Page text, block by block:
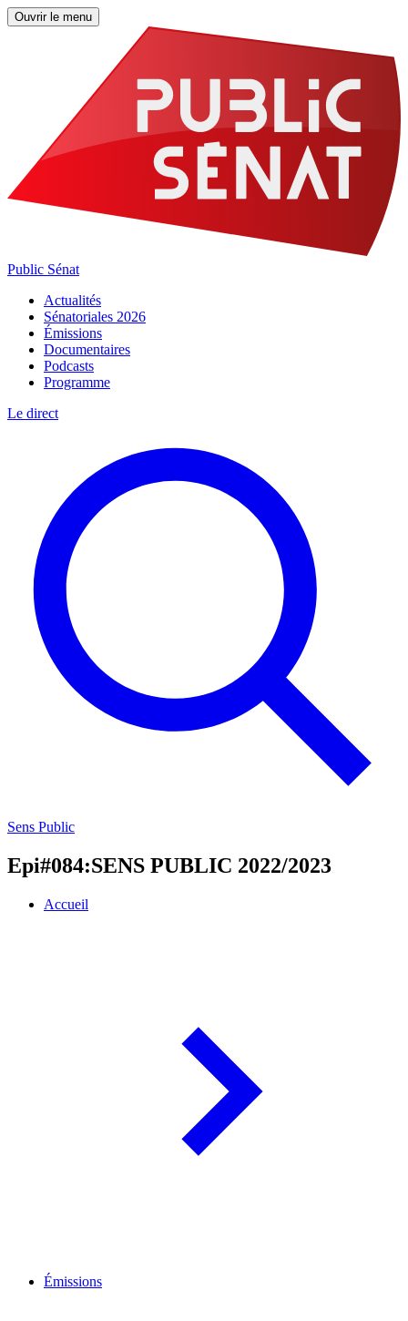
Ouvrir le menu
Public Sénat
Actualités
Sénatoriales 2026
Émissions
Documentaires
Podcasts
Programme
Le direct
Sens Public
Epi#084:SENS PUBLIC 2022/2023
Accueil
Émissions